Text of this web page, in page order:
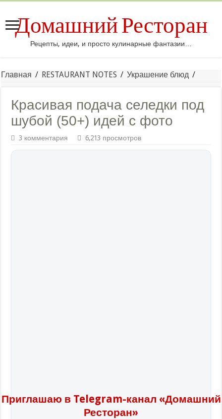
Домашний Ресторан
Рецепты, идеи, и просто кулинарные фантазии…
Главная / RESTAURANT NOTES / Украшение блюд /
Красивая подача селедки под
шубой (50+) идей с фото
3 комментария 6,213 просмотров
Приглашаю в Telegram-канал «Домашний
Ресторан»